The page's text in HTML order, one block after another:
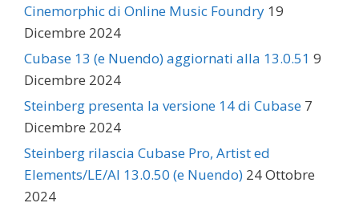
Cinemorphic di Online Music Foundry 19
Dicembre 2024
Cubase 13 (e Nuendo) aggiornati alla 13.0.51 9
Dicembre 2024
Steinberg presenta la versione 14 di Cubase 7
Dicembre 2024
Steinberg rilascia Cubase Pro, Artist ed
Elements/LE/AI 13.0.50 (e Nuendo) 24 Ottobre
2024